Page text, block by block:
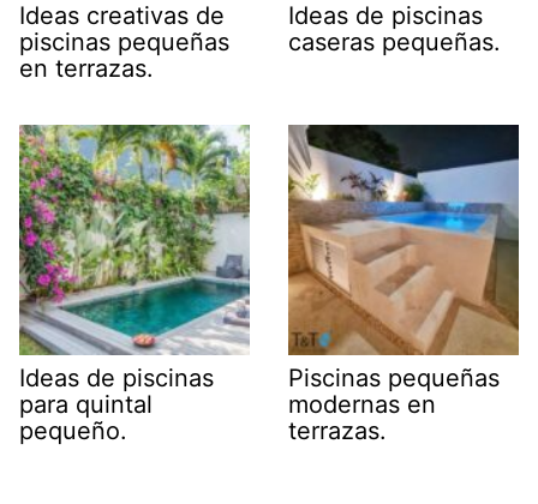
Ideas creativas de
piscinas pequeñas
en terrazas.
Ideas de piscinas
caseras pequeñas.
Ideas de piscinas
para quintal
pequeño.
Piscinas pequeñas
modernas en
terrazas.